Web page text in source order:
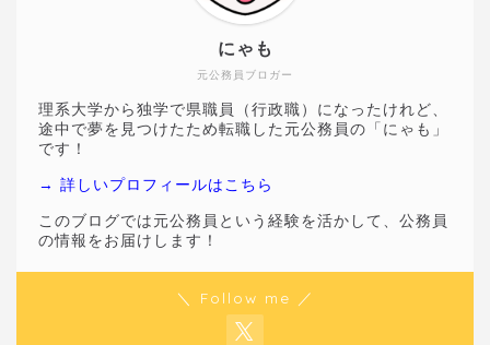
元公務員ブロガー
にゃも
理系大学から独学で県職員（行政職）になったけれど、
途中で夢を見つけたため転職した元公務員の「にゃも」
です！
→ 詳しいプロフィールはこちら
このブログでは元公務員という経験を活かして、公務員
の情報をお届けします！
＼ Follow me ／